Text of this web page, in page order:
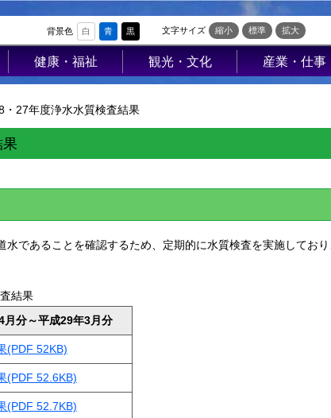
背景色 白 青 黒 文字サイズ 縮小 標準 拡大
健康・福祉
高齢者福祉
介護保険
保健･健康
母子保健
健康増進
食育
すみれの家
AED
ｺﾛﾅｳｲﾙｽ関連情報
観光・文化
観光
物産PR
歴史・文化
歴史文化館「こ
産業・仕事
届出・証明・
入札・契約
・27年度浄水水質検査結果
水であることを確認するため、定期的に水質検査を実施してお
結果
月分～平成29年3月分
(PDF 52KB)
(PDF 52.6KB)
(PDF 52.7KB)